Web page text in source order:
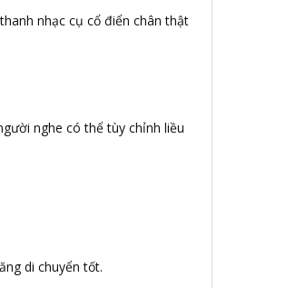
nhạc cụ cổ điển chân thật
nghe có thể tùy chỉnh liều
di chuyển tốt.